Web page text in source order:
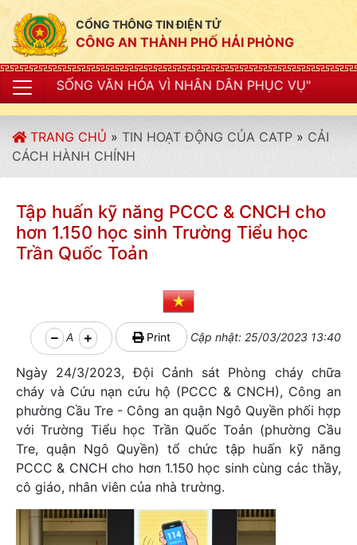
CỔNG THÔNG TIN ĐIỆN TỬ
CÔNG AN THÀNH PHỐ HẢI PHÒNG
VÌ NHÂN DÂN PHỤC VỤ"
TRANG CHỦ » TIN HOẠT ĐỘNG CỦA CATP » CẢI
CÁCH HÀNH CHÍNH
Tập huấn kỹ năng PCCC & CNCH cho
hơn 1.150 học sinh Trường Tiểu học
Trần Quốc Toản
A Print Cập nhật: 25/03/2023 13:40
Ngày 24/3/2023, Đội Cảnh sát Phòng cháy chữa
cháy và Cứu nạn cứu hộ (PCCC & CNCH), Công an
phường Cầu Tre - Công an quận Ngô Quyền phối hợp
với Trường Tiểu học Trần Quốc Toản (phường Cầu
Tre, quận Ngô Quyền) tổ chức tập huấn kỹ năng
PCCC & CNCH cho hơn 1.150 học sinh cùng các thầy,
cô giáo, nhân viên của nhà trường.